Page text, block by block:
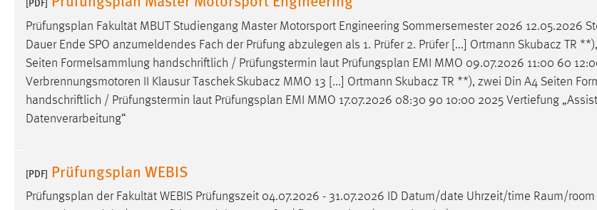
[PDF]
Prüfungsplan Fakultät MBUT Studiengang Master Motorsport Engineering Sommersemester 2026 12.05.2026
Dauer Ende SPO anzumeldendes Fach der Prüfung abzulegen als 1. Prüfer 2. Prüfer [...] Ortmann Skubacz TR
Seiten Formelsammlung handschriftlich / Prüfungstermin laut Prüfungsplan EMI MMO 09.07.2026 11:00 60
Verbrennungsmotoren II Klausur Taschek Skubacz MMO 13 [...] Ortmann Skubacz TR **), zwei Din A4 Seiten
handschriftlich / Prüfungstermin laut Prüfungsplan EMI MMO 17.07.2026 08:30 90 10:00 2025 Vertiefung
Datenverarbeitung“
[PDF] Prüfungsplan WEBIS
Prüfungsplan der Fakultät WEBIS Prüfungszeit 04.07.2026 - 31.07.2026 ID Datum/date Uhrzeit/time Raum/
Um Inhalte von Videoplattformen und Social Media
Plattformen anzeigen zu können, werden von diesen
YouTube